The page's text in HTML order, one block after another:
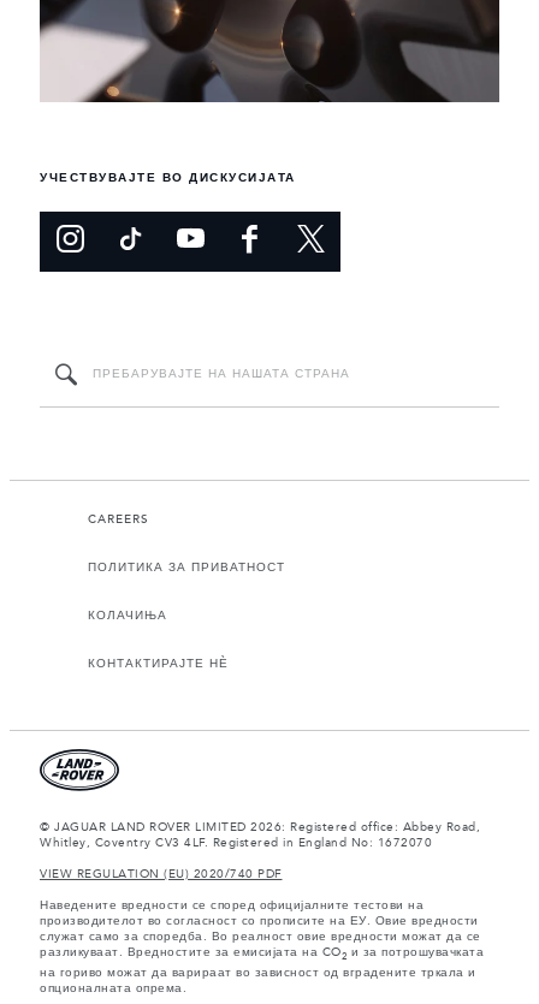
УЧЕСТВУВАЈТЕ ВО ДИСКУСИЈАТА
CAREERS
ПОЛИТИКА ЗА ПРИВАТНОСТ
КОЛАЧИЊА
КОНТАКТИРАЈТЕ НЀ
© JAGUAR LAND ROVER LIMITED 2026: Registered office: Abbey Road,
Whitley, Coventry CV3 4LF. Registered in England No: 1672070
VIEW REGULATION (EU) 2020/740 PDF
Наведените вредности се според официјалните тестови на
производителот во согласност со прописите на ЕУ. Овие вредности
служат само за споредба. Во реалност овие вредности можат да се
разликуваат. Вредностите за емисијата на CO2 и за потрошувачката
на гориво можат да варираат во зависност од вградените тркала и
опционалната опрема.